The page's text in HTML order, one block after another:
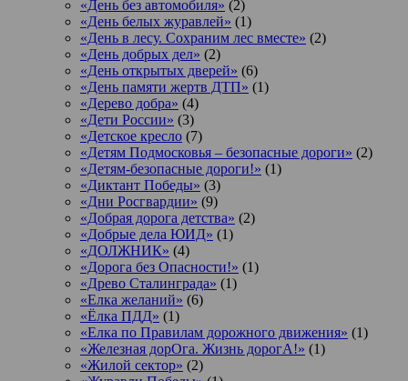
«День без автомобиля» (2)
«День белых журавлей» (1)
«День в лесу. Сохраним лес вместе» (2)
«День добрых дел» (2)
«День открытых дверей» (6)
«День памяти жертв ДТП» (1)
«Дерево добра» (4)
«Дети России» (3)
«Детское кресло (7)
«Детям Подмосковья – безопасные дороги» (2)
«Детям-безопасные дороги!» (1)
«Диктант Победы» (3)
«Дни Росгвардии» (9)
«Добрая дорога детства» (2)
«Добрые дела ЮИД» (1)
«ДОЛЖНИК» (4)
«Дорога без Опасности!» (1)
«Древо Сталинграда» (1)
«Елка желаний» (6)
«Ёлка ПДД» (1)
«Елка по Правилам дорожного движения» (1)
«Железная дорОга. Жизнь дорогА!» (1)
«Жилой сектор» (2)